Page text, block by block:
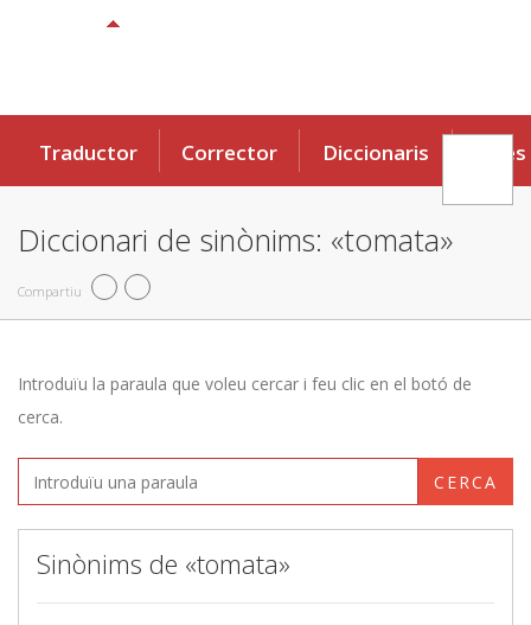
Traductor Corrector Diccionaris Eines
Diccionari de sinònims: «tomata»
Compartiu
Introduïu la paraula que voleu cercar i feu clic en el botó de
cerca.
CERCA
Sinònims de «tomata»